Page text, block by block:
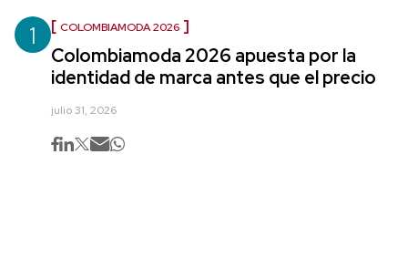
1 COLOMBIAMODA 2026
Colombiamoda 2026 apuesta por la
identidad de marca antes que el precio
julio 31, 2026